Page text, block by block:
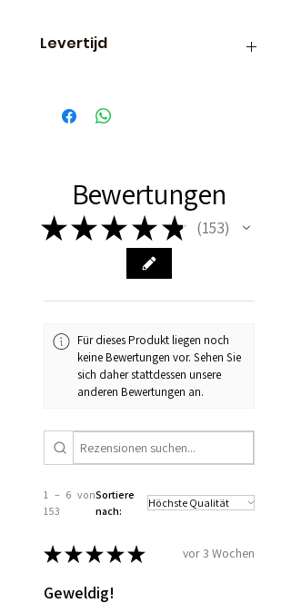
Levertijd
vaak de volgende dag al in
huis!
Bewertungen
★★★ ★ ★ 153
153
Für dieses Produkt liegen noch
keine Bewertungen vor. Sehen Sie
sich daher stattdessen unsere
anderen Bewertungen an.
1 – 6 von
153
Sortiere
nach:
★★★★★ vor 3 Wochen
Geweldig!